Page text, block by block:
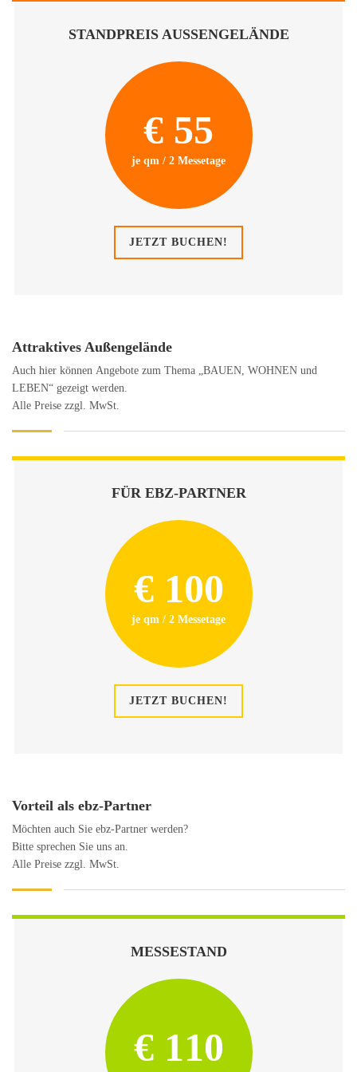
STANDPREIS AUSSENGELÄNDE
€ 55
je qm / 2 Messetage
JETZT BUCHEN!
Attraktives Außengelände
Auch hier können Angebote zum Thema „BAUEN, WOHNEN und
LEBEN“ gezeigt werden.
Alle Preise zzgl. MwSt.
FÜR EBZ-PARTNER
€ 100
je qm / 2 Messetage
JETZT BUCHEN!
Vorteil als ebz-Partner
Möchten auch Sie ebz-Partner werden?
Bitte sprechen Sie uns an.
Alle Preise zzgl. MwSt.
MESSESTAND
€ 110